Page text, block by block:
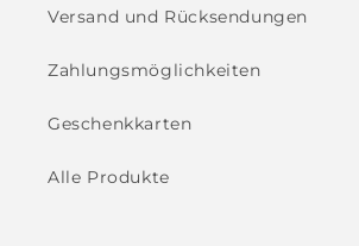
Versand und Rücksendungen
Zahlungsmöglichkeiten
Geschenkkarten
Alle Produkte